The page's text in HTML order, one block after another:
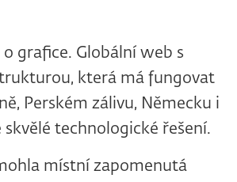
o grafice. Globální web s
která má fungovat
Perském zálivu, Německu i
skvělé technologické řešení.
místní zapomenutá